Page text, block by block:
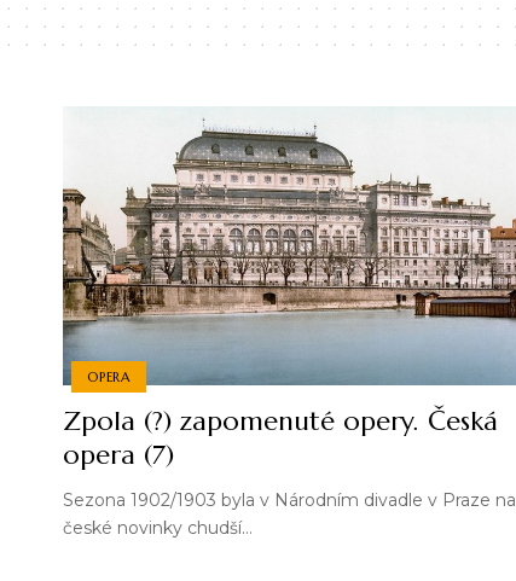
OPERA
Zpola (?) zapomenuté opery. Česká
opera (7)
Sezona 1902/1903 byla v Národním divadle v Praze na
české novinky chudší…